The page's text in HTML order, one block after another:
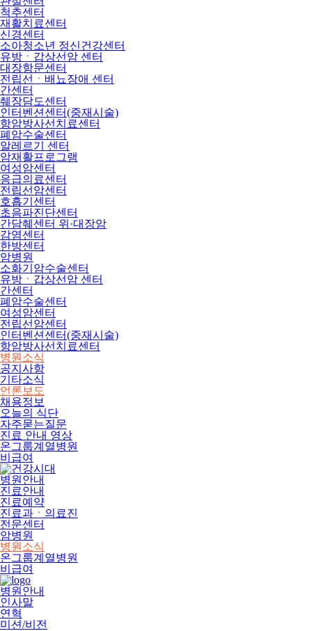
척추센터
재활치료센터
신경센터
소아청소년 정신건강센터
유방ㆍ갑상선암 센터
대장항문센터
전립선ㆍ배뇨장애 센터
간센터
췌장담도센터
인터벤션센터(중재시술)
항암방사선치료센터
폐암수술센터
알레르기 센터
암재활프로그램
여성암센터
응급의료센터
전립선암센터
호흡기센터
초음파진단센터
간담췌센터 위·대장암
감염센터
한방센터
암병원
소화기암수술센터
유방ㆍ갑상선암 센터
간센터
폐암수술센터
여성암센터
전립선암센터
인터벤션센터(중재시술)
항암방사선치료센터
병원소식
공지사항
기타소식
언론보도
채용정보
오늘의 식단
자주묻는질문
진료 안내 영상
온그룹계열병원
비급여
병원안내
진료안내
진료예약
진료과ㆍ의료진
전문센터
암병원
병원소식
온그룹계열병원
비급여
병원안내
인사말
연혁
미션/비전